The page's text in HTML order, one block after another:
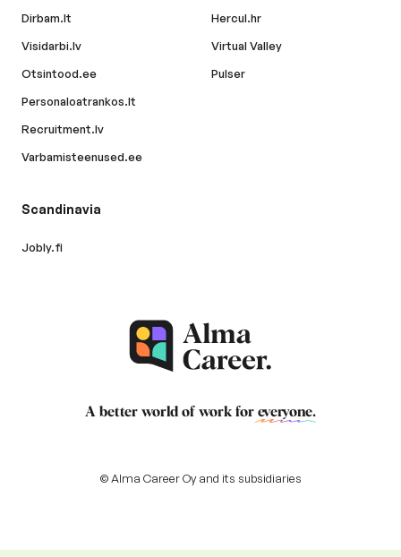
Dirbam.lt
Visidarbi.lv
Otsintood.ee
Personaloatrankos.lt
Recruitment.lv
Varbamisteenused.ee
Hercul.hr
Virtual Valley
Pulser
Scandinavia
Jobly.fi
A better world of work for everyone.
© Alma Career Oy and its subsidiaries